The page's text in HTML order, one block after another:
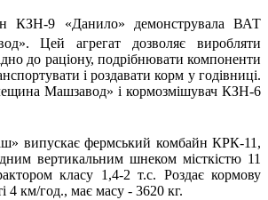
КЗН-9 «Данило» демонструвала ВАТ
Цей агрегат дозволяє виробляти
до раціону, подрібнювати компоненти
і роздавати корм у годівниці.
Машзавод» і кормозмішувач КЗН-6
випускає фермський комбайн КРК-11,
вертикальним шнеком місткістю 11
класу 1,4-2 т.с. Роздає кормову
4 км/год., має масу - 3620 кг.